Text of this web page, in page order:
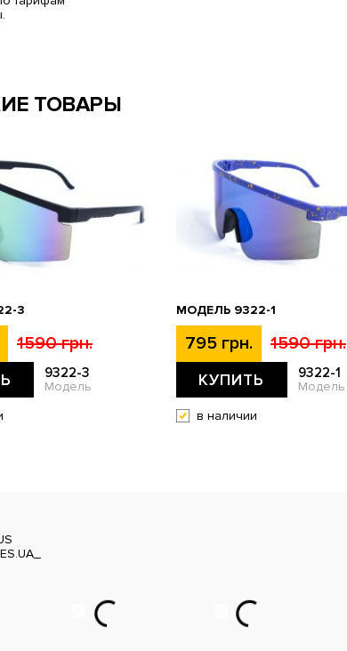
ТОВАРЫ
3
1590 грн.
9322-3
Модель
МОДЕЛЬ 9322-1
795 грн. 1590 грн.
КУПИТЬ 9322-1
Модель
в наличии